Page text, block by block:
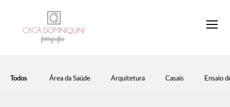
Todos Área da Saúde Arquitetura Casais Ensaio